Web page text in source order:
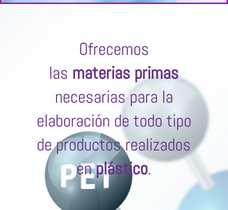
Ofrecemos
las materias primas
necesarias para la
elaboración de todo tipo
de productos realizados
enplástico.